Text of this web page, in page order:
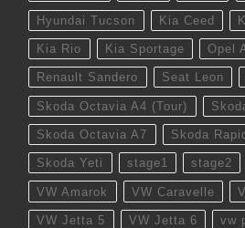
Hyundai Tucson Kia Ceed
Kia Rio Kia Sportage Opel
Renault Sandero Seat Leon
Skoda Octavia A4 (Tour)
Skoda Octavia A7 Skoda Rapid
Skoda Yeti stage1 stage2
VW Amarok VW Caravelle
VW Jetta 5 VW Jetta 6 vw